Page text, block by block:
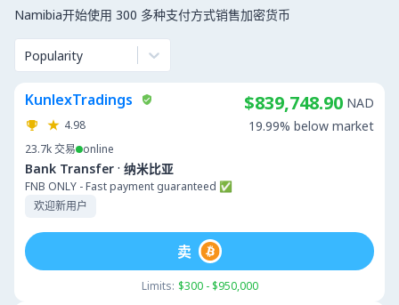
Namibia开始使用 300 多种支付方式销售加密货币
Popularity
KunlexTradings
4.98
23.7k交易 online
Bank Transfer · 纳米比亚
FNB ONLY - Fast payment guaranteed ✅
欢迎新用户
$839,748.90 NAD
19.99% below market
Limits: $300 - $950,000
卖